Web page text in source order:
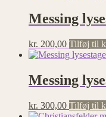
Messing
kr. 200,00 Tilføj til
Messing
kr. 300,00 Tilføj til